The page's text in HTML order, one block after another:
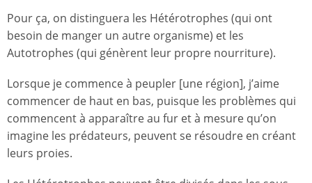
Pour ça, on distinguera les Hétérotrophes (qui ont
besoin de manger un autre organisme) et les
Autotrophes (qui génèrent leur propre nourriture).
Lorsque je commence à peupler [une région], j’aime
commencer de haut en bas, puisque les problèmes qui
commencent à apparaître au fur et à mesure qu’on
imagine les prédateurs, peuvent se résoudre en créant
leurs proies.